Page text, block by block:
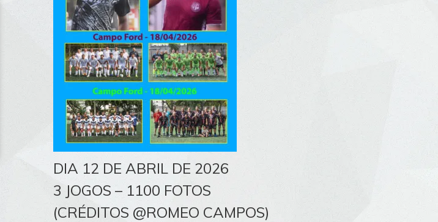
DIA 12 DE ABRIL DE 2026
3 JOGOS – 1100 FOTOS
(CRÉDITOS @ROMEO CAMPOS)